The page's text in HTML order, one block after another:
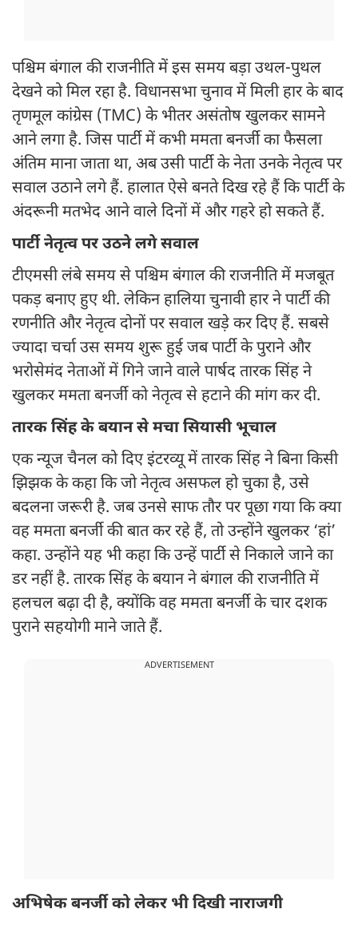
पश्चिम बंगाल की राजनीति में इस समय बड़ा उथल-पुथल
देखने को मिल रहा है. विधानसभा चुनाव में मिली हार के बाद
तृणमूल कांग्रेस (TMC) के भीतर असंतोष खुलकर सामने
आने लगा है. जिस पार्टी में कभी ममता बनर्जी का फैसला
अंतिम माना जाता था, अब उसी पार्टी के नेता उनके नेतृत्व पर
सवाल उठाने लगे हैं. हालात ऐसे बनते दिख रहे हैं कि पार्टी के
अंदरूनी मतभेद आने वाले दिनों में और गहरे हो सकते हैं.
पार्टी नेतृत्व पर उठने लगे सवाल
टीएमसी लंबे समय से पश्चिम बंगाल की राजनीति में मजबूत
पकड़ बनाए हुए थी. लेकिन हालिया चुनावी हार ने पार्टी की
रणनीति और नेतृत्व दोनों पर सवाल खड़े कर दिए हैं. सबसे
ज्यादा चर्चा उस समय शुरू हुई जब पार्टी के पुराने और
भरोसेमंद नेताओं में गिने जाने वाले पार्षद तारक सिंह ने
खुलकर ममता बनर्जी को नेतृत्व से हटाने की मांग कर दी.
तारक सिंह के बयान से मचा सियासी भूचाल
एक न्यूज चैनल को दिए इंटरव्यू में तारक सिंह ने बिना किसी
झिझक के कहा कि जो नेतृत्व असफल हो चुका है, उसे
बदलना जरूरी है. जब उनसे साफ तौर पर पूछा गया कि क्या
वह ममता बनर्जी की बात कर रहे हैं, तो उन्होंने खुलकर ‘हां’
कहा. उन्होंने यह भी कहा कि उन्हें पार्टी से निकाले जाने का
डर नहीं है. तारक सिंह के बयान ने बंगाल की राजनीति में
हलचल बढ़ा दी है, क्योंकि वह ममता बनर्जी के चार दशक
पुराने सहयोगी माने जाते हैं.
ADVERTISEMENT
अभिषेक बनर्जी को लेकर भी दिखी नाराजगी